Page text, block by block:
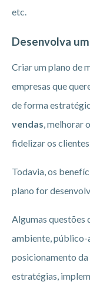
etc.
Desenvolva
Criar um plano de
empresas que
de forma
vendas, melhorar
fidelizar os
Todavia, os
plano for
Algumas questões
ambiente, público-
posicionamento
estratégias,